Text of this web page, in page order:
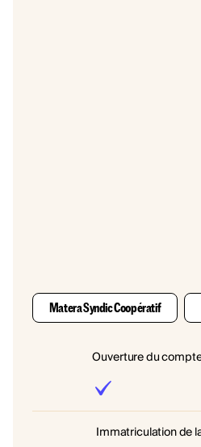
Matera Syndic Coopératif
Ouverture du
Immatriculation de